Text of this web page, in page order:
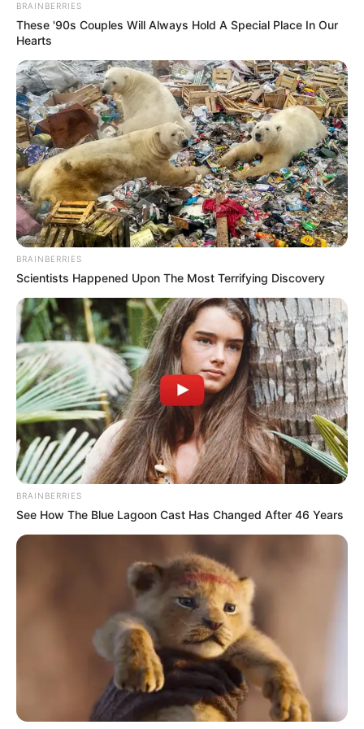
BRAINBERRIES
These '90s Couples Will Always Hold A Special Place In Our
Hearts
BRAINBERRIES
Scientists Happened Upon The Most Terrifying Discovery
BRAINBERRIES
See How The Blue Lagoon Cast Has Changed After 46 Years